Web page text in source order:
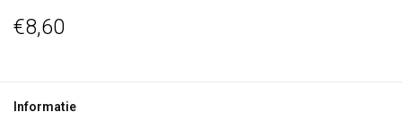
€8,60
Informatie